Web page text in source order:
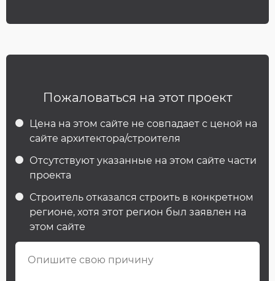
Пожаловаться на этот проект
Цена на этом сайте не совпадает с ценой на
сайте архитектора/строителя
Отсутствуют указанные на этом сайте части
проекта
Строитель отказался строить в конкретном
регионе, хотя этот регион был заявлен на
этом сайте